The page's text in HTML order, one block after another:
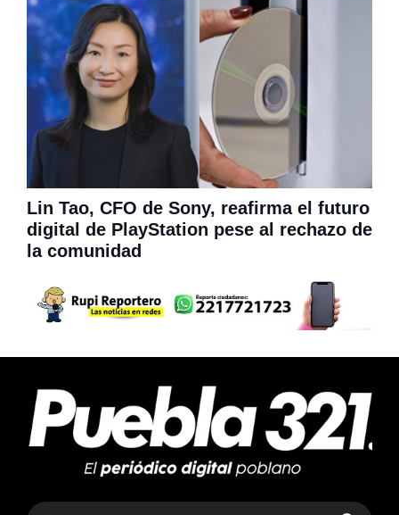
Lin Tao, CFO de Sony, reafirma el futuro
digital de PlayStation pese al rechazo de
la comunidad